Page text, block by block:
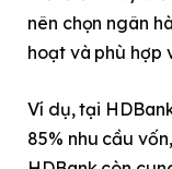
nên chọn ngân
hoạt và phù hợp
Ví dụ, tại
85% nhu cầu